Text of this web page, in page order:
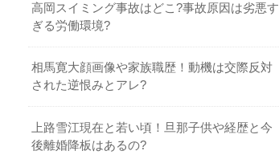
高岡スイミング事故はどこ?事故原因は劣悪す
ぎる労働環境?
相馬寛大顔画像や家族職歴！動機は交際反対
された逆恨みとアレ?
上路雪江現在と若い頃！旦那子供や経歴と今
後離婚降板はあるの?